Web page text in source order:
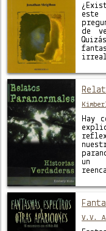
este
de
Hay
un
autor
V.V.